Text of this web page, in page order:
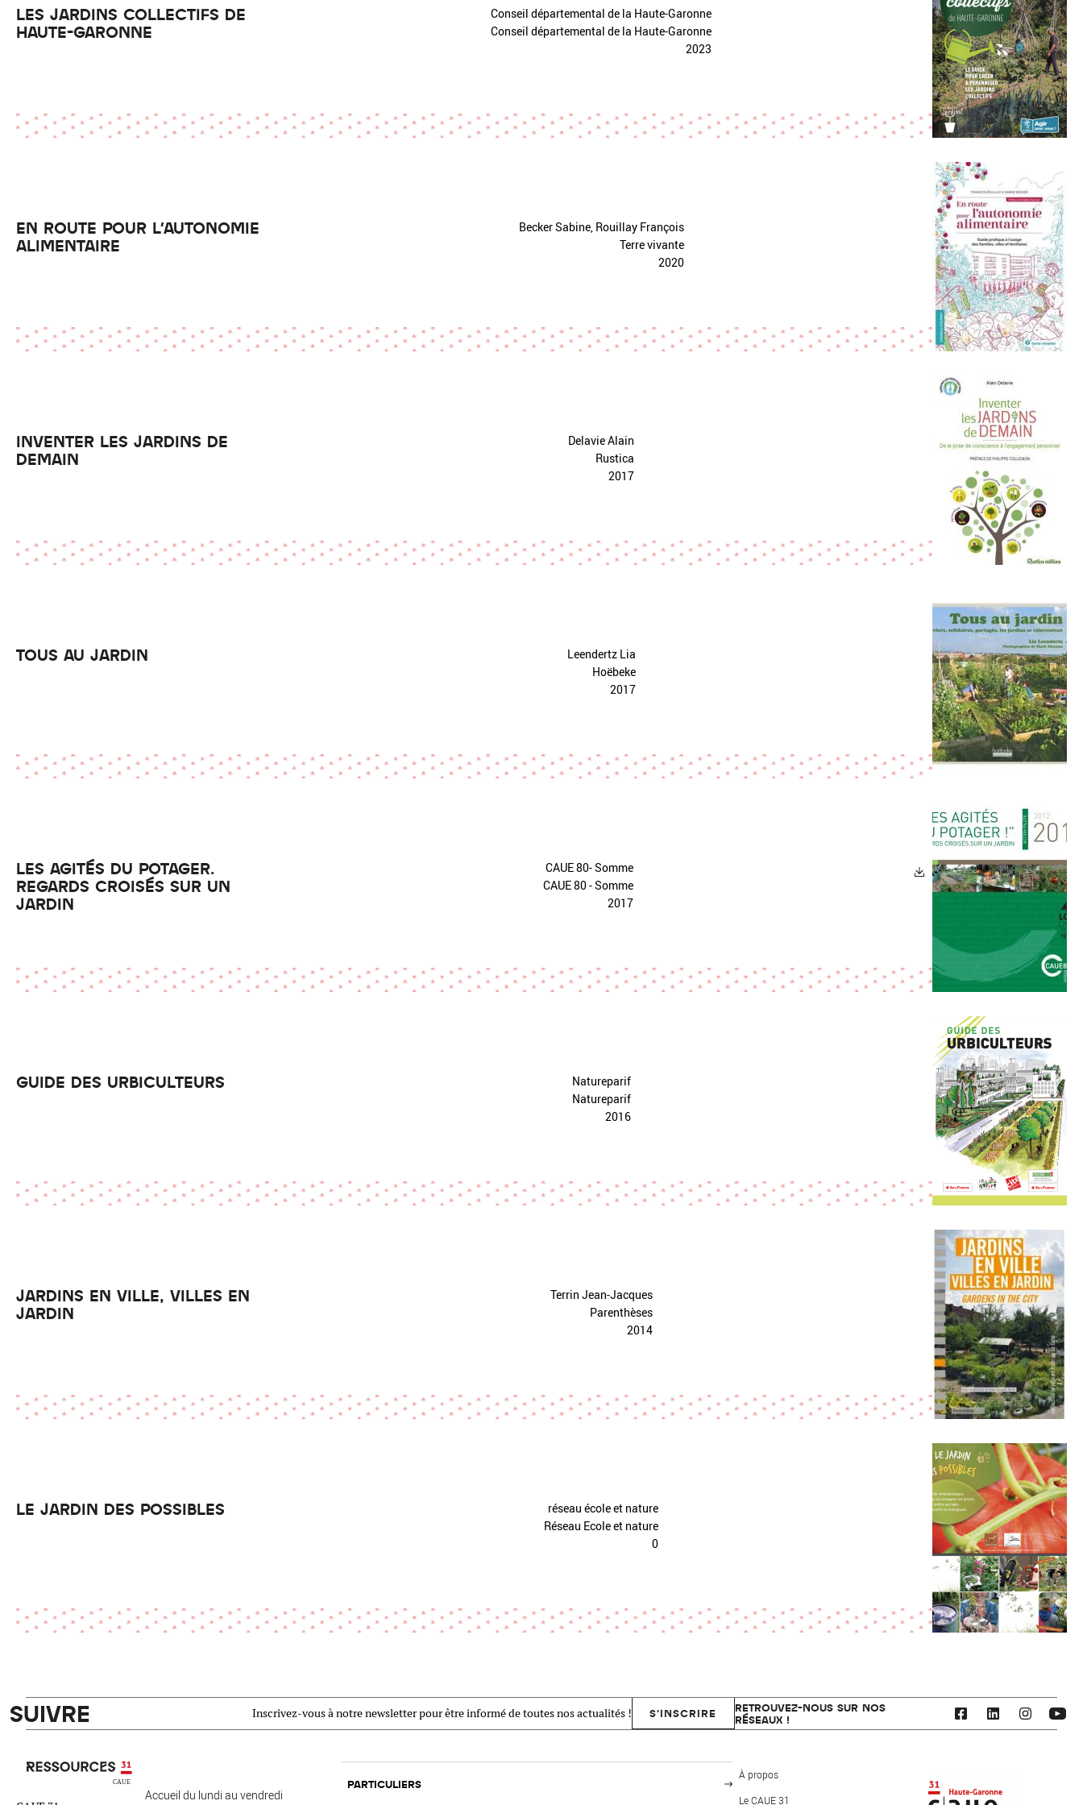
LES JARDINS COLLECTIFS DE
HAUTE-GARONNE
Conseil départemental de la Haute-Garonne
Conseil départemental de la Haute-Garonne
2023
EN ROUTE POUR L'AUTONOMIE
ALIMENTAIRE
Becker Sabine, Rouillay François
Terre vivante
2020
INVENTER LES JARDINS DE
DEMAIN
Delavie Alain
Rustica
2017
TOUS AU JARDIN
Leendertz Lia
Hoëbeke
2017
LES AGITÉS DU POTAGER.
REGARDS CROISÉS SUR UN
JARDIN
CAUE 80- Somme
CAUE 80 - Somme
2017
GUIDE DES URBICULTEURS
Natureparif
Natureparif
2016
JARDINS EN VILLE, VILLES EN
JARDIN
Terrin Jean-Jacques
Parenthèses
2014
LE JARDIN DES POSSIBLES
réseau école et nature
Réseau Ecole et nature
0
SUIVRE Inscrivez-vous à notre newsletter pour être informé de toutes nos actualités ! S'INSCRIRE
RETROUVEZ-NOUS SUR NOS
RÉSEAUX !
Ressources 31
Accueil du lundi au vendredi
PARTICULIERS
À propos
Le CAUE 31